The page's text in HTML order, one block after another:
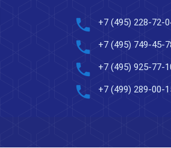
phone +7 (495) 228-72-
phone +7 (495) 749-45-
phone +7 (495) 925-77-
phone +7 (499) 289-00-